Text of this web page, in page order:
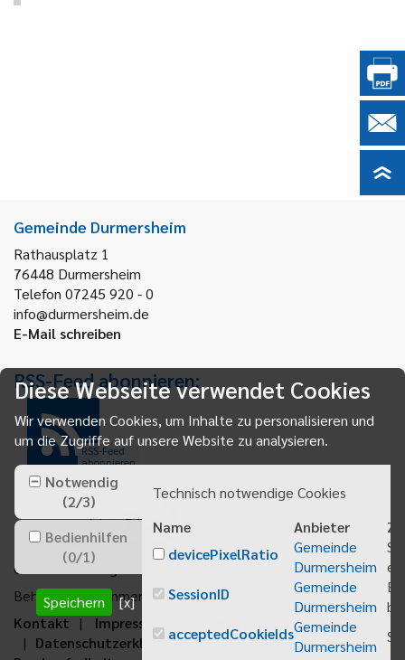
Gemeinde Durmersheim
Rathausplatz 1
76448 Durmersheim
Telefon 07245 920 - 0
info@durmersheim.de
E-Mail schreiben
RSS-Feed abonnieren:
RSS-Feed
abonnieren
Gemeindeanzeiger abonnieren
Behördenrufnummer 115
Kontakt
Impressum
Datenschutzerklärung
Erklärung zur
Diese Webseite verwendet Cookies
Wir verwenden Cookies, um Inhalte zu personalisieren und
um die Zugriffe auf unsere Website zu analysieren.
Notwendig
(2/3)
Bedienhilfen
(0/1)
Speichern [x]
Technisch notwendige Cookies
Name
Anbieter
devicePixelRatio
Gemeinde
Durmersheim
SessionID
Gemeinde
Durmersheim
acceptedCookieIdsGemeinde
Durmersheim